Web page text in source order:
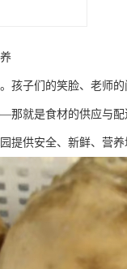
孩子们的笑脸、老师
就是食材的供应与
提供安全、新鲜、营